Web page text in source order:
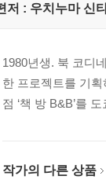
저 : 우치누마 신
1980년생. 북 코디
한 프로젝트를 기
점 ‘책 방 B&B’를
작가의 다른 상품